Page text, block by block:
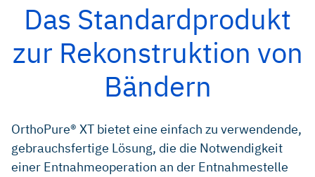
Das Standardprodukt
zur Rekonstruktion von
Bändern
OrthoPure® XT bietet eine einfach zu verwendende,
gebrauchsfertige Lösung, die die Notwendigkeit
einer Entnahmeoperation an der Entnahmestelle